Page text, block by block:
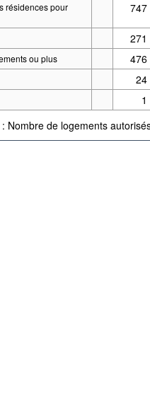
résidences pour
747
271
ou plus
476
24
1
Nombre de logements